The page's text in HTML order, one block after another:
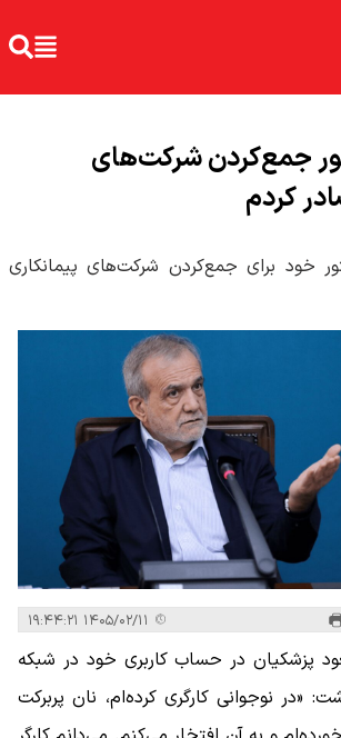
جمع‌کردن شرکت‌های
کردم
خود برای جمع‌کردن شرکت‌های پیمانکاری
پزشکیان در حساب کاربری خود در شبکه
«‌در نوجوانی کارگری کرده‌ام، نان پربرکت